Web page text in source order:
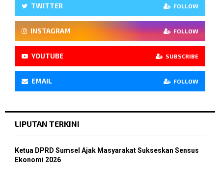
TWITTER FOLLOW
INSTAGRAM FOLLOW
YOUTUBE SUBSCRIBE
EMAIL FOLLOW
LIPUTAN TERKINI
Ketua DPRD Sumsel Ajak Masyarakat Sukseskan Sensus
Ekonomi 2026